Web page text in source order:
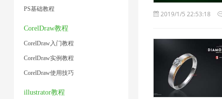
PS基础教程
CorelDraw教程
CorelDraw入门教程
CorelDraw实例教程
CorelDraw使用技巧
illustrator教程
2019/1/5 22:53:18